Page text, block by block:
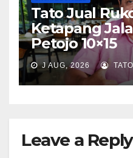
Tato Jual
Ketapang
Petojo 10×15
J AUG, 2026
Leave a Reply